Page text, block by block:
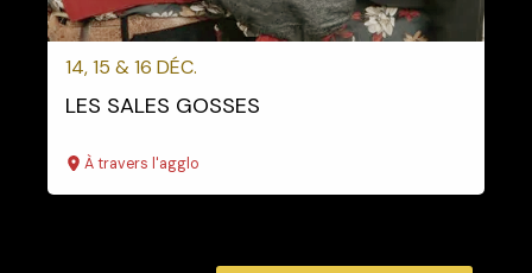
14, 15 & 16 DÉC.
LES SALES GOSSES
À travers l'agglo